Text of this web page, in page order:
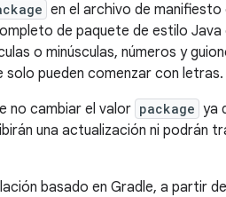
en el archivo de manifiesto
de paquete de estilo
o minúsculas, números y
solo pueden comenzar con letras.
no cambiar el valor package ya
una actualización ni podrán
basado en Gradle, a partir